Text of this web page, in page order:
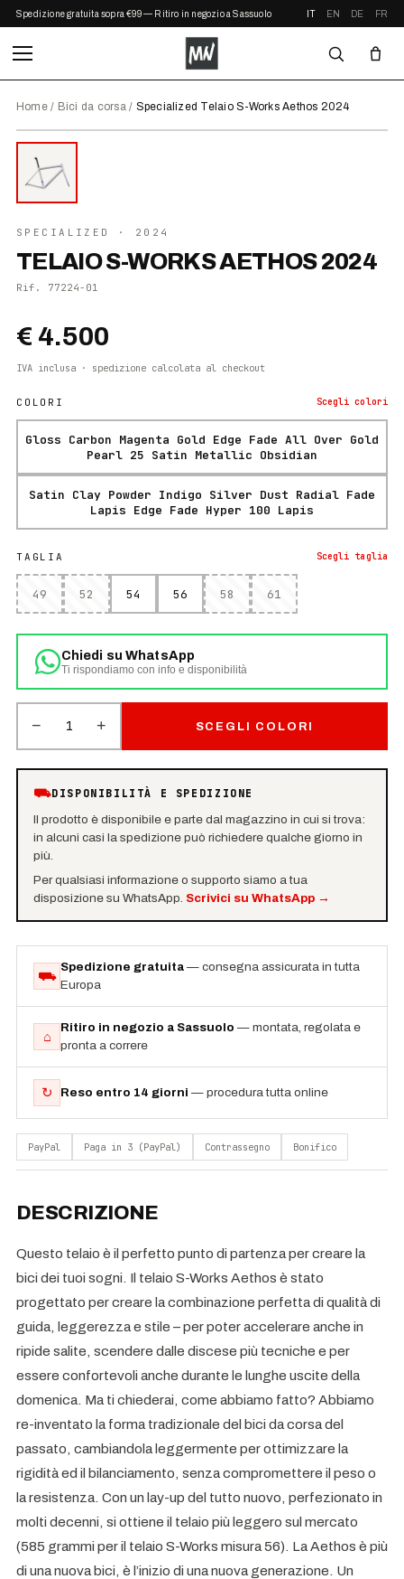
Spedizione gratuita sopra €99 — Ritiro in negozio a Sassuolo IT EN DE FR
Home/ Bici da corsa/ Specialized Telaio S-Works Aethos 2024
⤢ ZOOM
SPECIALIZED · 2024
TELAIO S-WORKS AETHOS 2024
Rif. 77224-01
€ 4.500
IVA inclusa · spedizione calcolata al checkout
COLORI Scegli colori
Gloss Carbon Magenta Gold Edge Fade All Over Gold
Pearl 25 Satin Metallic Obsidian
Satin Clay Powder Indigo Silver Dust Radial Fade
Lapis Edge Fade Hyper 100 Lapis
TAGLIA Scegli taglia
49 52 54 56 58 61
Chiedi su WhatsApp
Ti rispondiamo con info e disponibilità
− 1 + SCEGLI COLORI
⛟DISPONIBILITÀ E SPEDIZIONE
Il prodotto è disponibile e parte dal magazzino in cui si trova:
in alcuni casi la spedizione può richiedere qualche giorno in
più.
Per qualsiasi informazione o supporto siamo a tua
disposizione su WhatsApp. Scrivici su WhatsApp→
⛟
Spedizione gratuita — consegna assicurata in tutta
Europa
⌂
Ritiro in negozio a Sassuolo — montata, regolata e
pronta a correre
↻ Reso entro 14 giorni — procedura tutta online
PayPal Paga in 3 (PayPal) Contrassegno Bonifico
DESCRIZIONE
Questo telaio è il perfetto punto di partenza per creare la
bici dei tuoi sogni. Il telaio S-Works Aethos è stato
progettato per creare la combinazione perfetta di qualità di
guida, leggerezza e stile – per poter accelerare anche in
ripide salite, scendere dalle discese più tecniche e per
essere confortevoli anche durante le lunghe uscite della
domenica. Ma ti chiederai, come abbiamo fatto? Abbiamo
re-inventato la forma tradizionale del bici da corsa del
passato, cambiandola leggermente per ottimizzare la
rigidità ed il bilanciamento, senza compromettere il peso o
la resistenza. Con un lay-up del tutto nuovo, perfezionato in
molti decenni, si ottiene il telaio più leggero sul mercato
(585 grammi per il telaio S-Works misura 56). La Aethos è più
di una nuova bici, è l’inizio di una nuova generazione. Un